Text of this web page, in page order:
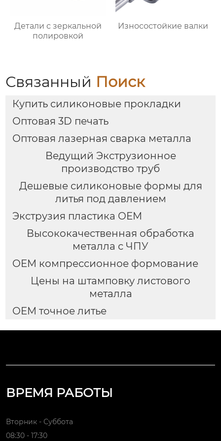
Детали с зеркальной
полировкой
Износостойкие валки
Связанный Поиск
Купить силиконовые прокладки
Оптовая 3D печать
Оптовая лазерная сварка металла
Ведущий Экструзионное
производство труб
Дешевые силиконовые формы для
литья под давлением
Экструзия пластика OEM
Высококачественная обработка
металла с ЧПУ
OEM компрессионное формование
Цены на штамповку листового
металла
OEM точное литье
ВРЕМЯ РАБОТЫ
Вторник - Суббота
08:30 - 17:30